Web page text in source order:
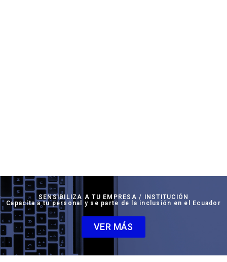
SENSIBILIZA A TU EMPRESA / INSTITUCIÓN
Capacita a tu personal y se parte de la inclusión en el Ecuador
VER MÁS